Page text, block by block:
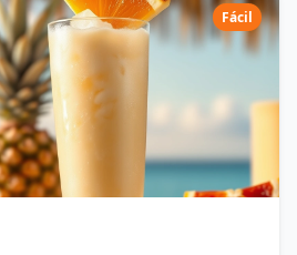
Fácil